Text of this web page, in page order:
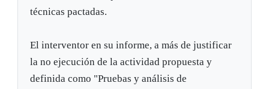
técnicas pactadas.
El interventor en su informe, a más de justificar
la no ejecución de la actividad propuesta y
definida como "Pruebas y análisis de